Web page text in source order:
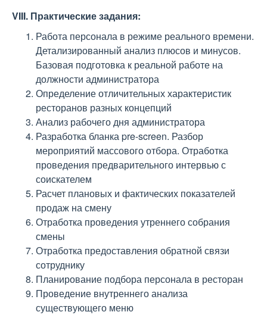
VIII. Практические задания:
Работа персонала в режиме реального времени.
Детализированный анализ плюсов и минусов.
Базовая подготовка к реальной работе на
должности администратора
Определение отличительных характеристик
ресторанов разных концепций
Анализ рабочего дня администратора
Разработка бланка pre-screen. Разбор
мероприятий массового отбора. Отработка
проведения предварительного интервью с
соискателем
Расчет плановых и фактических показателей
продаж на смену
Отработка проведения утреннего собрания
смены
Отработка предоставления обратной связи
сотруднику
Планирование подбора персонала в ресторан
Проведение внутреннего анализа
существующего меню